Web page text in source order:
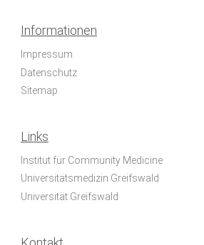
Informationen
Impressum
Datenschutz
Sitemap
Links
Institut für Community Medicine
Universitätsmedizin Greifswald
Universität Greifswald